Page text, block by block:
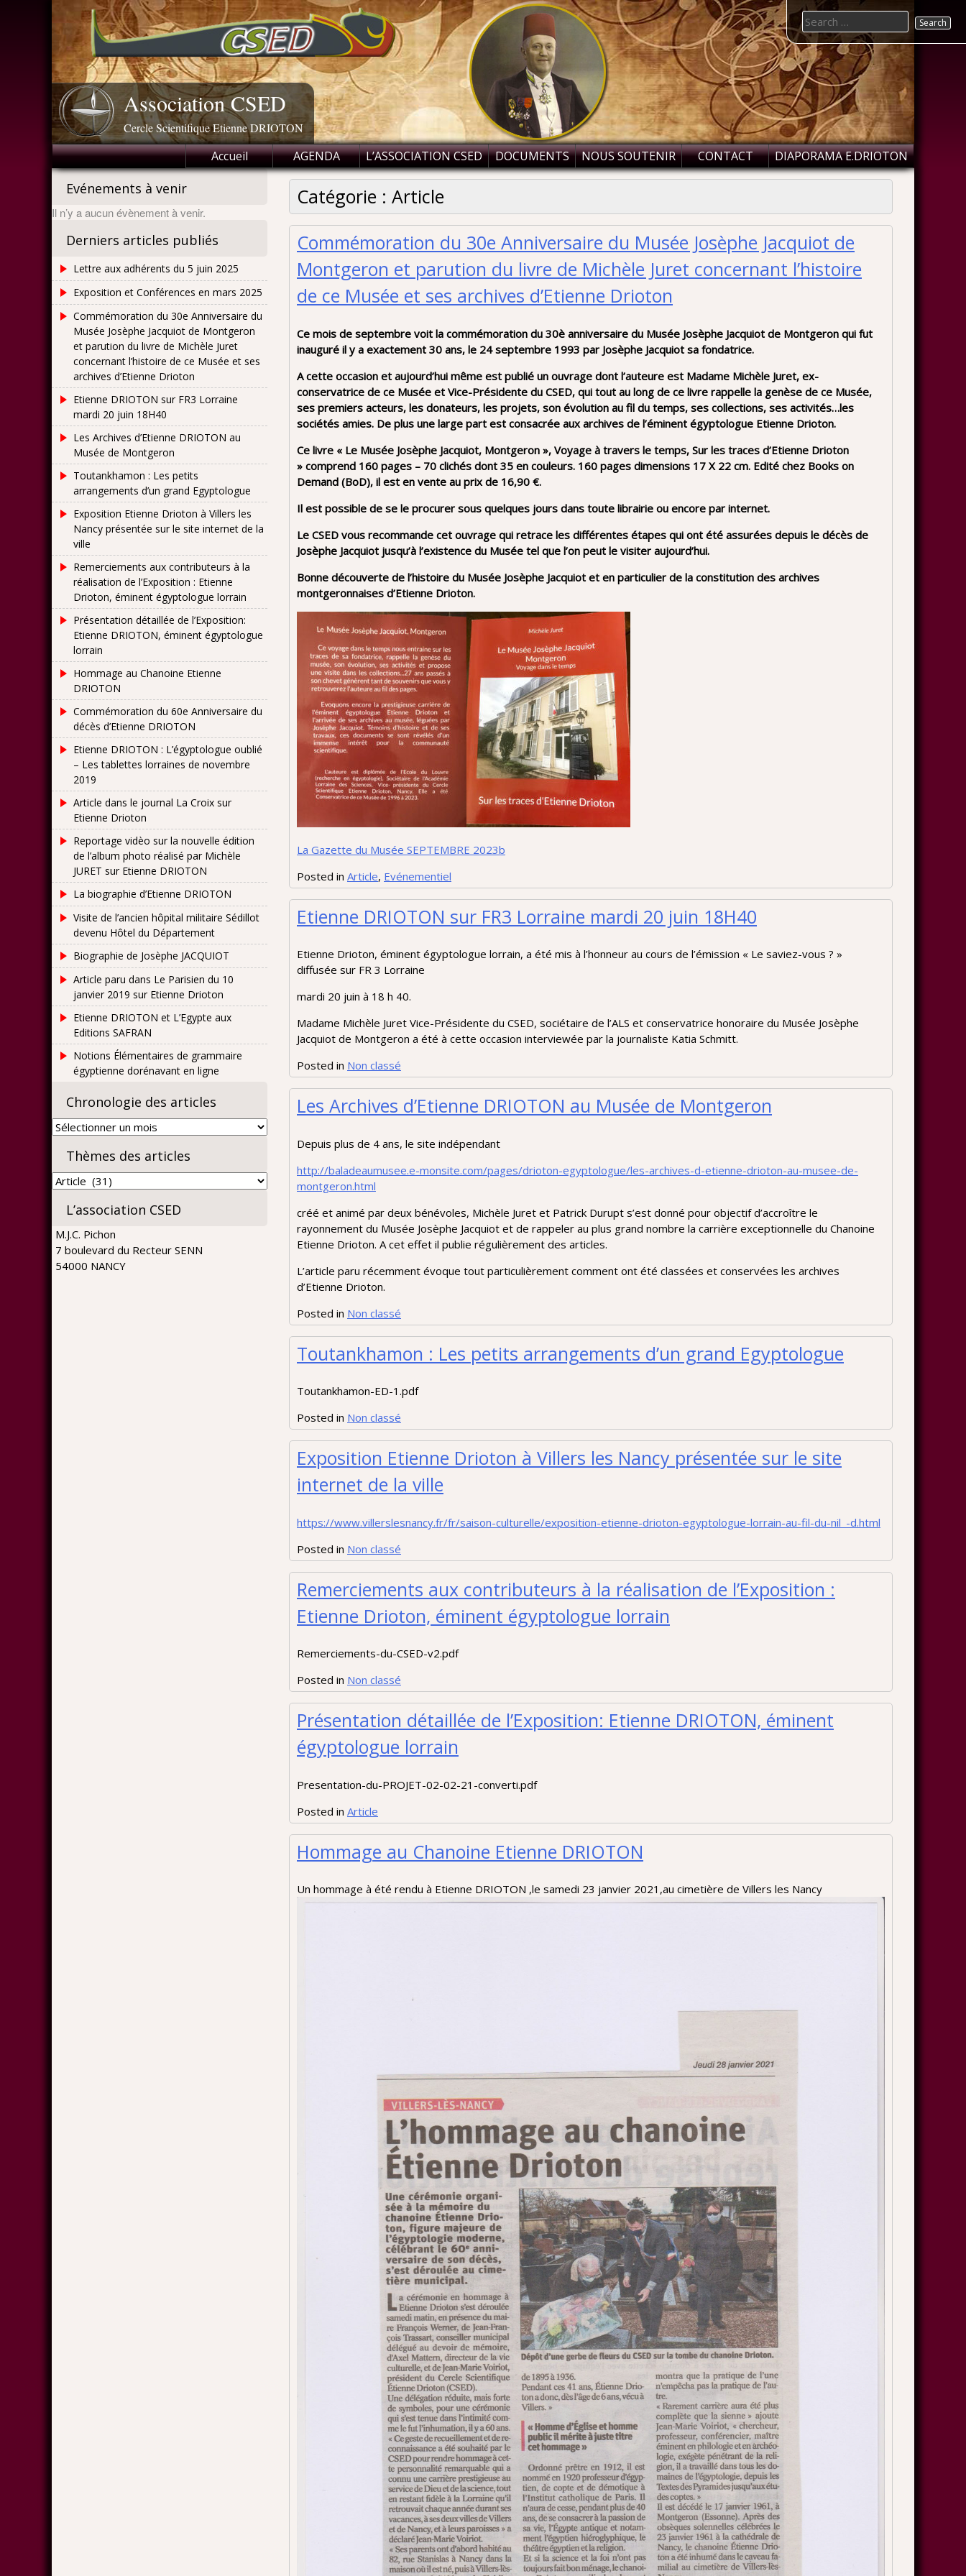
Association CSED
Cercle Scientifique Etienne DRIOTON
Accueil AGENDA L’ASSOCIATION CSED DOCUMENTS NOUS SOUTENIR CONTACT DIAPORAMA E.DRIOTON
Search
for:
Catégorie : Article
Commémoration du 30e Anniversaire du Musée Josèphe Jacquiot de
Montgeron et parution du livre de Michèle Juret concernant l’histoire
de ce Musée et ses archives d’Etienne Drioton
Ce mois de septembre voit la commémoration du 30è anniversaire du Musée Josèphe Jacquiot de Montgeron qui fut
inauguré il y a exactement 30 ans, le 24 septembre 1993 par Josèphe Jacquiot sa fondatrice.
A cette occasion et aujourd’hui même est publié un ouvrage dont l’auteure est Madame Michèle Juret, ex-
conservatrice de ce Musée et Vice-Présidente du CSED, qui tout au long de ce livre rappelle la genèse de ce Musée,
ses premiers acteurs, les donateurs, les projets, son évolution au fil du temps, ses collections, ses activités…les
sociétés amies. De plus une large part est consacrée aux archives de l’éminent égyptologue Etienne Drioton.
Ce livre « Le Musée Josèphe Jacquiot, Montgeron », Voyage à travers le temps, Sur les traces d’Etienne Drioton
» comprend 160 pages – 70 clichés dont 35 en couleurs. 160 pages dimensions 17 X 22 cm. Edité chez Books on
Demand (BoD), il est en vente au prix de 16,90 €.
Il est possible de se le procurer sous quelques jours dans toute librairie ou encore par internet.
Le CSED vous recommande cet ouvrage qui retrace les différentes étapes qui ont été assurées depuis le décès de
Josèphe Jacquiot jusqu’à l’existence du Musée tel que l’on peut le visiter aujourd’hui.
Bonne découverte de l’histoire du Musée Josèphe Jacquiot et en particulier de la constitution des archives
montgeronnaises d’Etienne Drioton.
La Gazette du Musée SEPTEMBRE 2023b
Posted in Article, Evénementiel
Etienne DRIOTON sur FR3 Lorraine mardi 20 juin 18H40
Etienne Drioton, éminent égyptologue lorrain, a été mis à l’honneur au cours de l’émission « Le saviez-vous ? »
diffusée sur FR 3 Lorraine
mardi 20 juin à 18 h 40.
Madame Michèle Juret Vice-Présidente du CSED, sociétaire de l’ALS et conservatrice honoraire du Musée Josèphe
Jacquiot de Montgeron a été à cette occasion interviewée par la journaliste Katia Schmitt.
Posted in Non classé
Les Archives d’Etienne DRIOTON au Musée de Montgeron
Depuis plus de 4 ans, le site indépendant
http://baladeaumusee.e-monsite.com/pages/drioton-egyptologue/les-archives-d-etienne-drioton-au-musee-de-
montgeron.html
créé et animé par deux bénévoles, Michèle Juret et Patrick Durupt s’est donné pour objectif d’accroître le
rayonnement du Musée Josèphe Jacquiot et de rappeler au plus grand nombre la carrière exceptionnelle du Chanoine
Etienne Drioton. A cet effet il publie régulièrement des articles.
L’article paru récemment évoque tout particulièrement comment ont été classées et conservées les archives
d’Etienne Drioton.
Posted in Non classé
Toutankhamon : Les petits arrangements d’un grand Egyptologue
Toutankhamon-ED-1.pdf
Posted in Non classé
Exposition Etienne Drioton à Villers les Nancy présentée sur le site
internet de la ville
https://www.villerslesnancy.fr/fr/saison-culturelle/exposition-etienne-drioton-egyptologue-lorrain-au-fil-du-nil_-d.html
Posted in Non classé
Remerciements aux contributeurs à la réalisation de l’Exposition :
Etienne Drioton, éminent égyptologue lorrain
Remerciements-du-CSED-v2.pdf
Posted in Non classé
Présentation détaillée de l’Exposition: Etienne DRIOTON, éminent
égyptologue lorrain
Presentation-du-PROJET-02-02-21-converti.pdf
Posted in Article
Hommage au Chanoine Etienne DRIOTON
Un hommage à été rendu à Etienne DRIOTON ,le samedi 23 janvier 2021,au cimetière de Villers les Nancy
Evénements à venir
Il n’y a aucun évènement à venir.
Derniers articles publiés
Lettre aux adhérents du 5 juin 2025
Exposition et Conférences en mars 2025
Commémoration du 30e Anniversaire du
Musée Josèphe Jacquiot de Montgeron
et parution du livre de Michèle Juret
concernant l’histoire de ce Musée et ses
archives d’Etienne Drioton
Etienne DRIOTON sur FR3 Lorraine
mardi 20 juin 18H40
Les Archives d’Etienne DRIOTON au
Musée de Montgeron
Toutankhamon : Les petits
arrangements d’un grand Egyptologue
Exposition Etienne Drioton à Villers les
Nancy présentée sur le site internet de la
ville
Remerciements aux contributeurs à la
réalisation de l’Exposition : Etienne
Drioton, éminent égyptologue lorrain
Présentation détaillée de l’Exposition:
Etienne DRIOTON, éminent égyptologue
lorrain
Hommage au Chanoine Etienne
DRIOTON
Commémoration du 60e Anniversaire du
décès d’Etienne DRIOTON
Etienne DRIOTON : L’égyptologue oublié
– Les tablettes lorraines de novembre
2019
Article dans le journal La Croix sur
Etienne Drioton
Reportage vidèo sur la nouvelle édition
de l’album photo réalisé par Michèle
JURET sur Etienne DRIOTON
La biographie d’Etienne DRIOTON
Visite de l’ancien hôpital militaire Sédillot
devenu Hôtel du Département
Biographie de Josèphe JACQUIOT
Article paru dans Le Parisien du 10
janvier 2019 sur Etienne Drioton
Etienne DRIOTON et L’Egypte aux
Editions SAFRAN
Notions Élémentaires de grammaire
égyptienne dorénavant en ligne
Chronologie des articles
Chronologie
articles
Thèmes des articles
Thèmes
articles
L’association CSED
M.J.C. Pichon
7 boulevard du Recteur SENN
54000 NANCY